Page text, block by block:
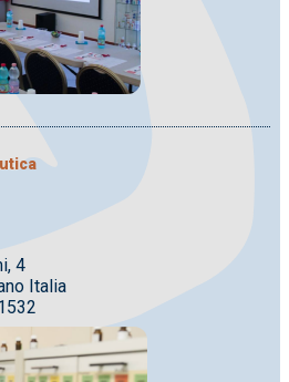
4
Italia